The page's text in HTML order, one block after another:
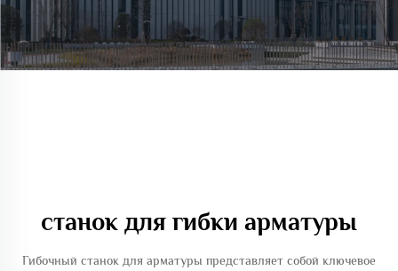
станок для гибки арматуры
Гибочный станок для арматуры представляет собой ключевое